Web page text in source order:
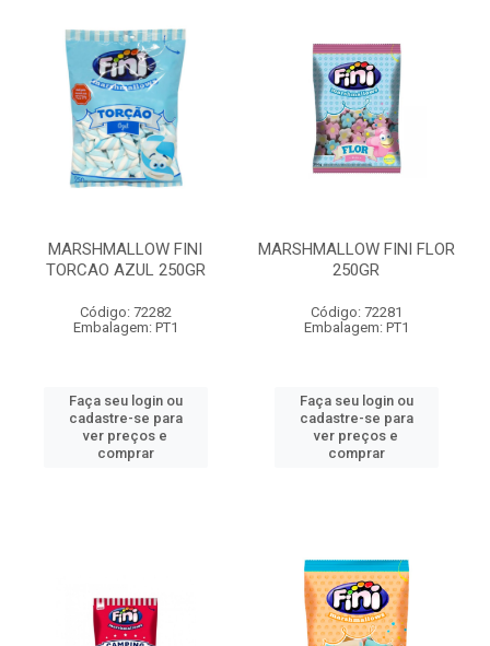
MARSHMALLOW FINI
TORCAO AZUL 250GR
Código: 72282
Embalagem: PT1
Faça seu login ou
cadastre-se para
ver preços e
comprar
MARSHMALLOW FINI FLOR
250GR
Código: 72281
Embalagem: PT1
Faça seu login ou
cadastre-se para
ver preços e
comprar